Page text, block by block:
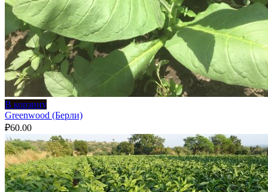
В корзину
Greenwood (Берли)
₽60.00